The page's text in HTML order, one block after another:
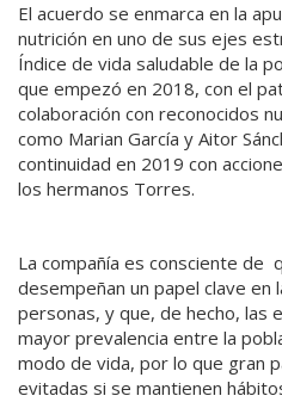
El acuerdo se enmarca en la
nutrición en uno de sus ejes
Índice de vida saludable de la
que empezó en 2018, con el
colaboración con reconocidos
como Marian García y Aitor
continuidad en 2019 con
los hermanos Torres.
La compañía es consciente de
desempeñan un papel clave en
personas, y que, de hecho, las
mayor prevalencia entre la
modo de vida, por lo que gran
evitadas si se mantienen